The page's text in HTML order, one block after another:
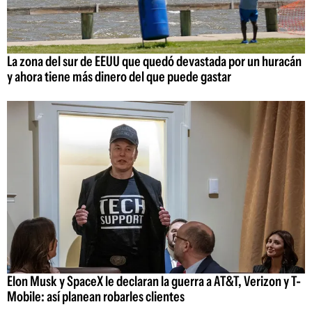
La zona del sur de EEUU que quedó devastada por un huracán
y ahora tiene más dinero del que puede gastar
Elon Musk y SpaceX le declaran la guerra a AT&T, Verizon y T-
Mobile: así planean robarles clientes